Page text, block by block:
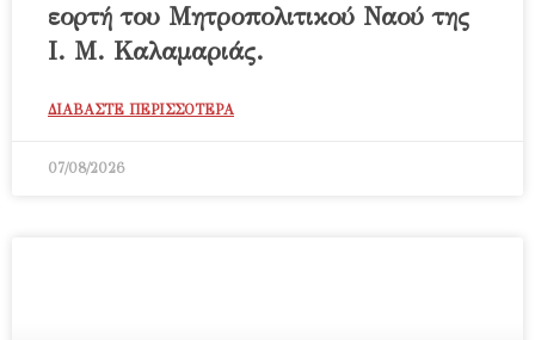
εορτή του Μητροπολιτικού Ναού της
Ι. Μ. Καλαμαριάς.
ΔΙΑΒΑΣΤΕ ΠΕΡΙΣΣΟΤΕΡΑ
07/08/2026